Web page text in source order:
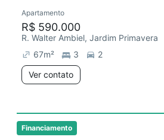
Financiamento
Redecorar
Apartamento
R$ 590.000
R. Walter Ambiel, Jardim Primavera
67m² 3
2
Ver contato